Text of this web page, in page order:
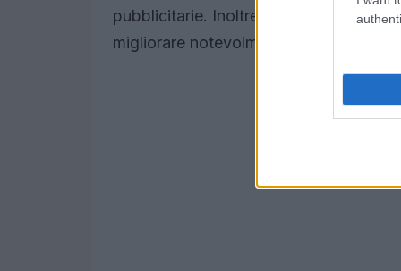
pubblicitarie. Inoltre, integrare il
migliorare notevolmente il